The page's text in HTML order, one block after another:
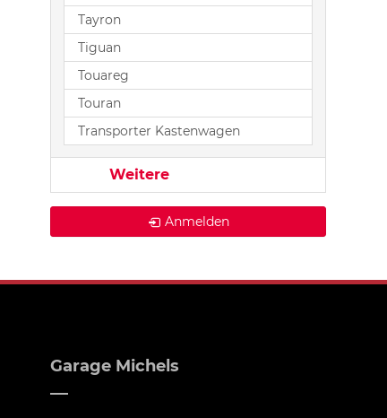
Tayron
Tiguan
Touareg
Touran
Transporter Kastenwagen
Weitere
Anmelden
Garage Michels